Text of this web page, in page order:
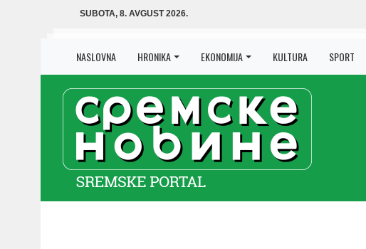
SUBOTA, 8. AVGUST 2026.
NASLOVNA HRONIKA EKONOMIJA KULTURA SPORT